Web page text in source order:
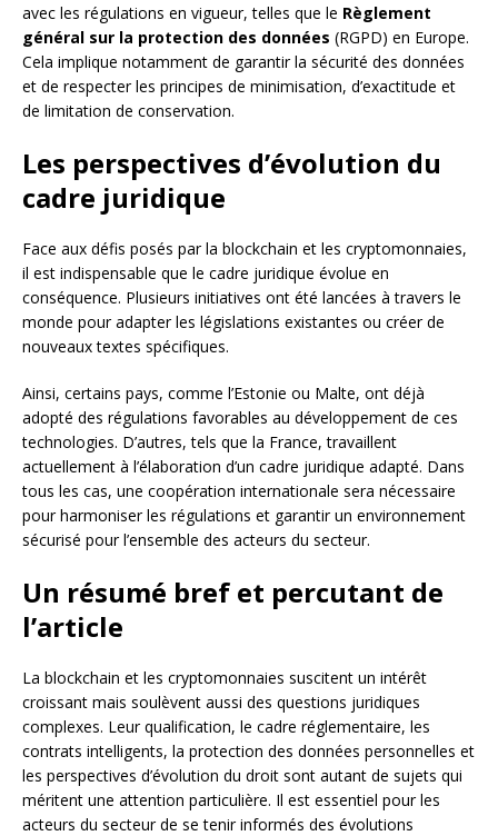
avec les régulations en vigueur, telles que le Règlement
général sur la protection des données (RGPD) en Europe.
Cela implique notamment de garantir la sécurité des données
et de respecter les principes de minimisation, d’exactitude et
de limitation de conservation.
Les perspectives d’évolution du
cadre juridique
Face aux défis posés par la blockchain et les cryptomonnaies,
il est indispensable que le cadre juridique évolue en
conséquence. Plusieurs initiatives ont été lancées à travers le
monde pour adapter les législations existantes ou créer de
nouveaux textes spécifiques.
Ainsi, certains pays, comme l’Estonie ou Malte, ont déjà
adopté des régulations favorables au développement de ces
technologies. D’autres, tels que la France, travaillent
actuellement à l’élaboration d’un cadre juridique adapté. Dans
tous les cas, une coopération internationale sera nécessaire
pour harmoniser les régulations et garantir un environnement
sécurisé pour l’ensemble des acteurs du secteur.
Un résumé bref et percutant de
l’article
La blockchain et les cryptomonnaies suscitent un intérêt
croissant mais soulèvent aussi des questions juridiques
complexes. Leur qualification, le cadre réglementaire, les
contrats intelligents, la protection des données personnelles et
les perspectives d’évolution du droit sont autant de sujets qui
méritent une attention particulière. Il est essentiel pour les
acteurs du secteur de se tenir informés des évolutions